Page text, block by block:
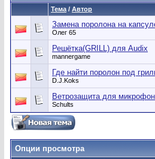
Тема / Автор
Замена поролона на
Олег 65
Решётка(GRILL) для Audix
mannergame
Где найти поролон под
D.J.Koks
Ветрозащита для
Schults
Опции просмотра